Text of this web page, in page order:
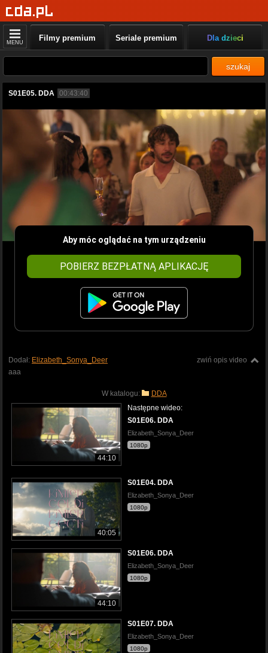
MENU Filmy premium Seriale premium Dla dzieci
szukaj
S01E05. DDA 00:43:40
Aby móc oglądać na tym urządzeniu
POBIERZ BEZPŁATNĄ APLIKACJĘ
zwiń opis video
Dodał: Elizabeth_Sonya_Deer
aaa
W katalogu: DDA
44:10
Następne wideo:
S01E06. DDA
Elizabeth_Sonya_Deer
1080p
40:05
S01E04. DDA
Elizabeth_Sonya_Deer
1080p
44:10
S01E06. DDA
Elizabeth_Sonya_Deer
1080p
S01E07. DDA
Elizabeth_Sonya_Deer
1080p